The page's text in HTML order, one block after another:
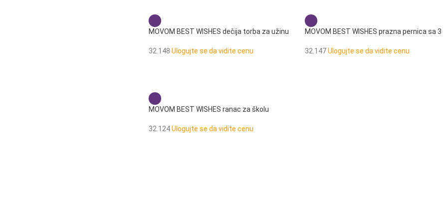
MOVOM BEST WISHES dečija torba za užinu
32.148 Ulogujte se da vidite cenu
MOVOM BEST WISHES prazna pernica sa 3
32.147Ulogujte se da vidite cenu
MOVOM BEST WISHES ranac za školu
32.124Ulogujte se da vidite cenu